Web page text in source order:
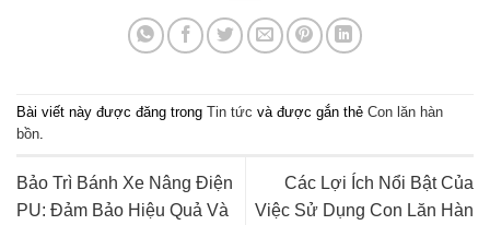
Bài viết này được đăng trong Tin tức và được gắn thẻ Con lăn hàn
bồn.
Bảo Trì Bánh Xe Nâng Điện
PU: Đảm Bảo Hiệu Quả Và
Các Lợi Ích Nổi Bật Của
Việc Sử Dụng Con Lăn Hàn